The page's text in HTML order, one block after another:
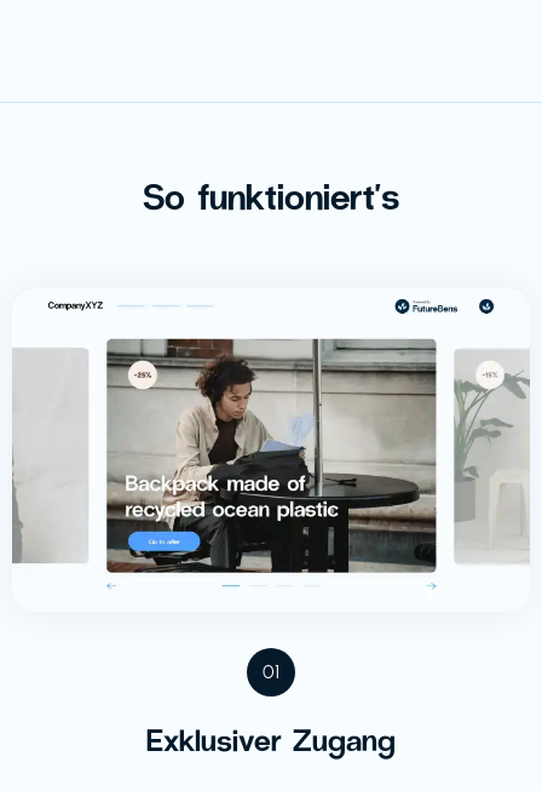
So funktioniert's
01
Exklusiver Zugang